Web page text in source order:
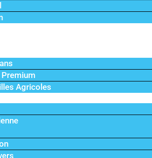
Agricoles